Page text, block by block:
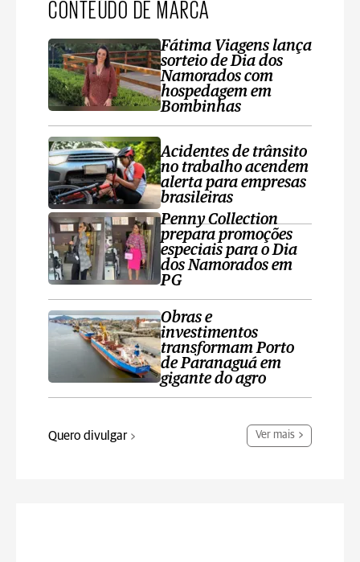
CONTEÚDO DE MARCA
Fátima Viagens lança
sorteio de Dia dos
Namorados com
hospedagem em
Bombinhas
Acidentes de trânsito
no trabalho acendem
alerta para empresas
brasileiras
Penny Collection
prepara promoções
especiais para o Dia
dos Namorados em
PG
Obras e
investimentos
transformam Porto
de Paranaguá em
gigante do agro
Quero divulgar Ver mais